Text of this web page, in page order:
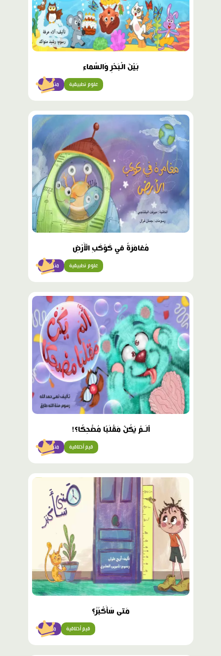
بَيْنَ الْبَحْرِ وَالسَّماءِ
متوسّط علوم تطبيقية
محتوى
مميّز
مُغامَرَةٌ في كَوْكَبِ الْأَرْضِ
متوسّط علوم تطبيقية
محتوى
مميّز
أَلَـمْ يَكُنْ مَقْلَبًا مُضْحِكًا؟!
متوسّط قيم أخلاقية
مَتى سَأَكْبُرُ؟
مبتدئ قيم أخلاقية